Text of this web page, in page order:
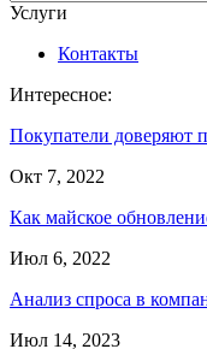
Услуги
Контакты
Интересное:
Покупатели доверяют
Окт 7, 2022
Как майское
Июл 6, 2022
Анализ спроса в
Июл 14, 2023